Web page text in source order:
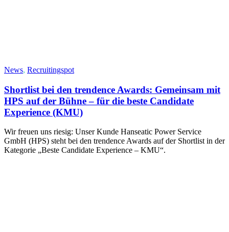
News, Recruitingspot
Shortlist bei den trendence Awards: Gemeinsam mit
HPS auf der Bühne – für die beste Candidate
Experience (KMU)
Wir freuen uns riesig: Unser Kunde Hanseatic Power Service
GmbH (HPS) steht bei den trendence Awards auf der Shortlist in der
Kategorie „Beste Candidate Experience – KMU“.